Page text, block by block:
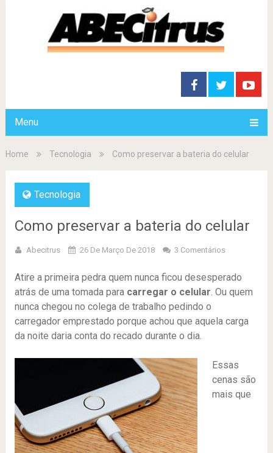
Menu
Home Tecnologia Como preservar a bateria do celular
Tecnologia
Como preservar a bateria do celular
Abecitrus 26 De Março De 2018 3 Comentários
Atire a primeira pedra quem nunca ficou desesperado
atrás de uma tomada para carregar o celular. Ou quem
nunca chegou no colega de trabalho pedindo o
carregador emprestado porque achou que aquela carga
da noite daria conta do recado durante o dia.
Essas
cenas são
mais que